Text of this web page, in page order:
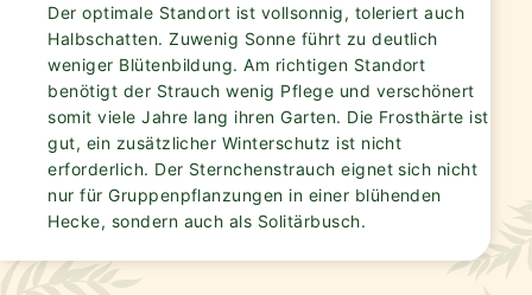
Der optimale Standort ist vollsonnig, toleriert auch
Halbschatten. Zuwenig Sonne führt zu deutlich
weniger Blütenbildung. Am richtigen Standort
benötigt der Strauch wenig Pflege und verschönert
somit viele Jahre lang ihren Garten. Die Frosthärte ist
gut, ein zusätzlicher Winterschutz ist nicht
erforderlich. Der Sternchenstrauch eignet sich nicht
nur für Gruppenpflanzungen in einer blühenden
Hecke, sondern auch als Solitärbusch.